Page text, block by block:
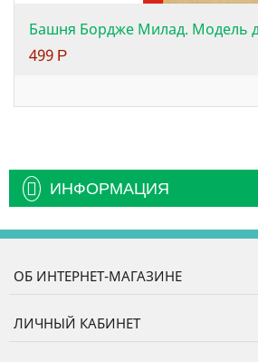
Башня Бордже Милад. Модель
499 Р
ИНФОРМАЦИЯ
ОБ ИНТЕРНЕТ-МАГАЗИНЕ
ЛИЧНЫЙ КАБИНЕТ